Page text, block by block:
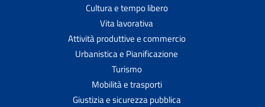
Cultura e tempo libero
Vita lavorativa
Attività produttive e commercio
Urbanistica e Pianificazione
Turismo
Mobilità e trasporti
Giustizia e sicurezza pubblica